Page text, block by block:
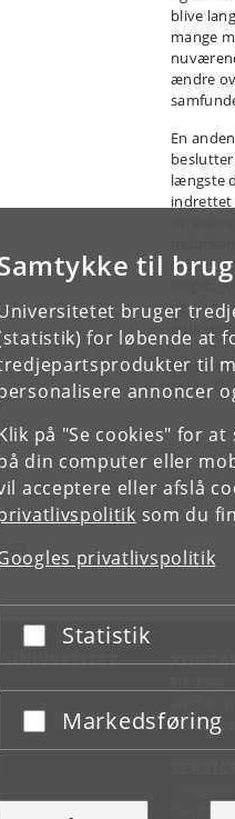
til
bruger
for løbende at
til
annoncer
på "Se cookies" for
din computer eller
acceptere eller afslå
som du
privatlivspolitik
Acceptér eller afslå
Statistik
Acceptér eller afslå
Markedsføring
blive
mange
ændre
En
længste
indrettet
noget,
og
Med
Malte
N.
UNIVERSITET
Kontakt